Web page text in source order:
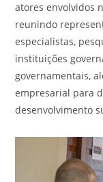
atores envolvidos
reunindo
especialistas,
instituições
governamentais,
empresarial para
desenvolvimento